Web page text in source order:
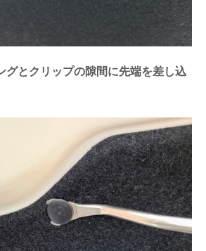
グとクリップの隙間に先端を差し込